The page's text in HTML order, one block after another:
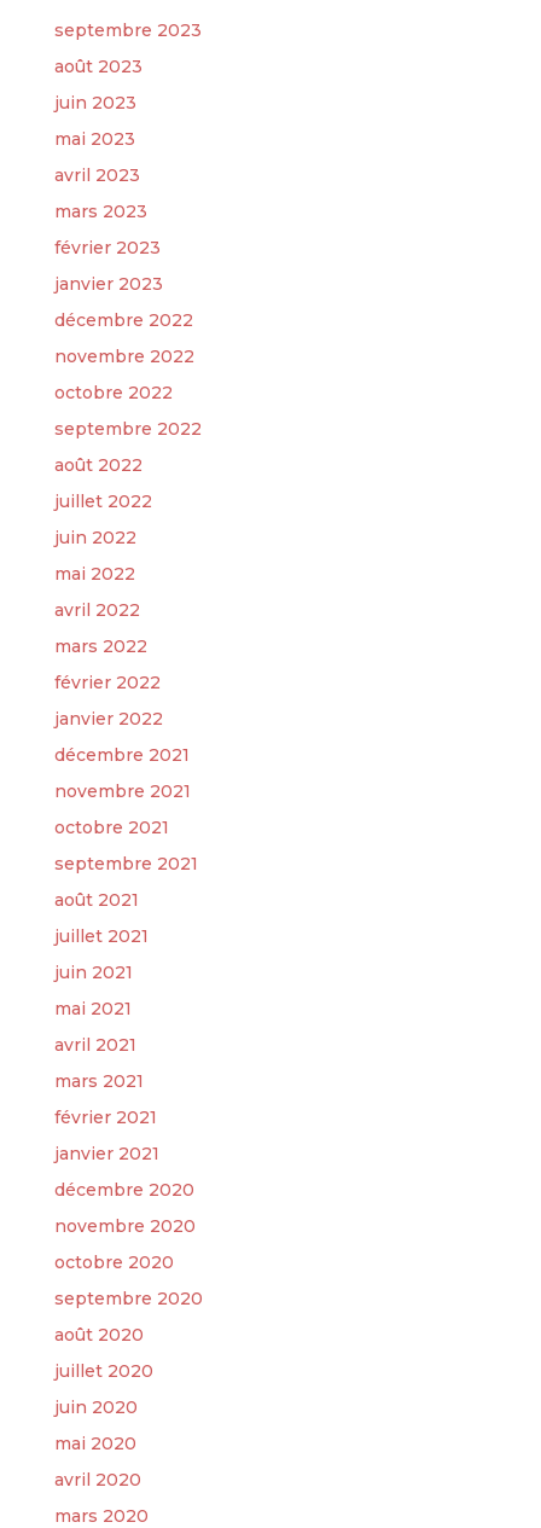
septembre 2023
août 2023
juin 2023
mai 2023
avril 2023
mars 2023
février 2023
janvier 2023
décembre 2022
novembre 2022
octobre 2022
septembre 2022
août 2022
juillet 2022
juin 2022
mai 2022
avril 2022
mars 2022
février 2022
janvier 2022
décembre 2021
novembre 2021
octobre 2021
septembre 2021
août 2021
juillet 2021
juin 2021
mai 2021
avril 2021
mars 2021
février 2021
janvier 2021
décembre 2020
novembre 2020
octobre 2020
septembre 2020
août 2020
juillet 2020
juin 2020
mai 2020
avril 2020
mars 2020